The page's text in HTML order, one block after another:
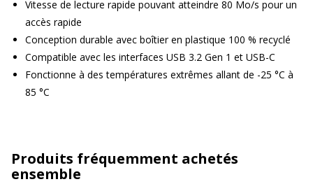
Vitesse de lecture rapide pouvant atteindre 80 Mo/s pour un
accès rapide
Conception durable avec boîtier en plastique 100 % recyclé
Compatible avec les interfaces USB 3.2 Gen 1 et USB-C
Fonctionne à des températures extrêmes allant de -25 °C à
85 °C
Produits fréquemment achetés
ensemble